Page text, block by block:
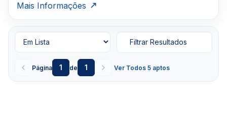
Mais Informações
Página 1 de 1 Ver Todos 5 aptos
Filtrar Resultados